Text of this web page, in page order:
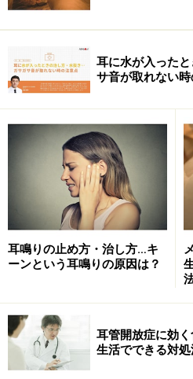
耳鳴りの原因……ストレス
摂取・喫煙など様々
耳鳴りの対処法・治療法
そもそも耳鳴りとは
そもそもの耳鳴りはほとんど
聞こえ方も様々です。キーン
が鳴いているようなジージー
など、様々な訴えがあります。
聞こえ方がどうであれ、全て
とも言えるものがあると考えま
耳に水が入った
サ音が取れない
耳鳴りの止め方・治し方…キ
ーンという耳鳴りの原因は？
耳管開放症に効
生活でできる対処